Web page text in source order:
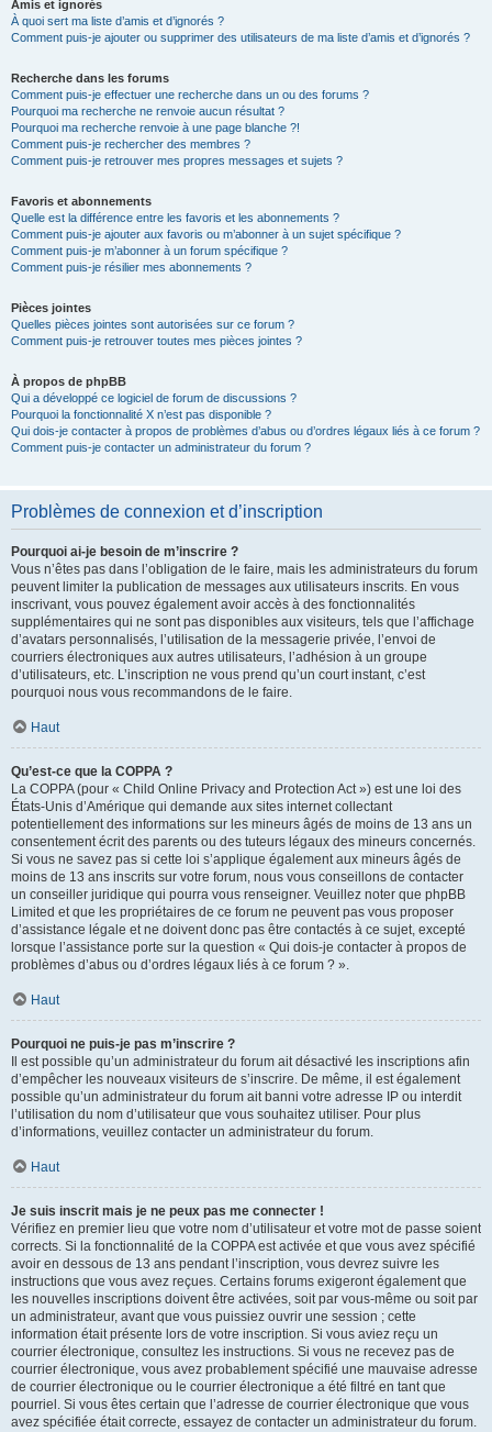
Amis et ignorés
À quoi sert ma liste d’amis et d’ignorés ?
Comment puis-je ajouter ou supprimer des utilisateurs de ma liste d’amis et d’ignorés ?
Recherche dans les forums
Comment puis-je effectuer une recherche dans un ou des forums ?
Pourquoi ma recherche ne renvoie aucun résultat ?
Pourquoi ma recherche renvoie à une page blanche ?!
Comment puis-je rechercher des membres ?
Comment puis-je retrouver mes propres messages et sujets ?
Favoris et abonnements
Quelle est la différence entre les favoris et les abonnements ?
Comment puis-je ajouter aux favoris ou m’abonner à un sujet spécifique ?
Comment puis-je m’abonner à un forum spécifique ?
Comment puis-je résilier mes abonnements ?
Pièces jointes
Quelles pièces jointes sont autorisées sur ce forum ?
Comment puis-je retrouver toutes mes pièces jointes ?
À propos de phpBB
Qui a développé ce logiciel de forum de discussions ?
Pourquoi la fonctionnalité X n’est pas disponible ?
Qui dois-je contacter à propos de problèmes d’abus ou d’ordres légaux liés à ce forum ?
Comment puis-je contacter un administrateur du forum ?
Problèmes de connexion et d’inscription
Pourquoi ai-je besoin de m’inscrire ?
Vous n’êtes pas dans l’obligation de le faire, mais les administrateurs du forum
peuvent limiter la publication de messages aux utilisateurs inscrits. En vous
inscrivant, vous pouvez également avoir accès à des fonctionnalités
supplémentaires qui ne sont pas disponibles aux visiteurs, tels que l’affichage
d’avatars personnalisés, l’utilisation de la messagerie privée, l’envoi de
courriers électroniques aux autres utilisateurs, l’adhésion à un groupe
d’utilisateurs, etc. L’inscription ne vous prend qu’un court instant, c’est
pourquoi nous vous recommandons de le faire.
Haut
Qu’est-ce que la COPPA ?
La COPPA (pour « Child Online Privacy and Protection Act ») est une loi des
États-Unis d’Amérique qui demande aux sites internet collectant
potentiellement des informations sur les mineurs âgés de moins de 13 ans un
consentement écrit des parents ou des tuteurs légaux des mineurs concernés.
Si vous ne savez pas si cette loi s’applique également aux mineurs âgés de
moins de 13 ans inscrits sur votre forum, nous vous conseillons de contacter
un conseiller juridique qui pourra vous renseigner. Veuillez noter que phpBB
Limited et que les propriétaires de ce forum ne peuvent pas vous proposer
d’assistance légale et ne doivent donc pas être contactés à ce sujet, excepté
lorsque l’assistance porte sur la question « Qui dois-je contacter à propos de
problèmes d’abus ou d’ordres légaux liés à ce forum ? ».
Haut
Pourquoi ne puis-je pas m’inscrire ?
Il est possible qu’un administrateur du forum ait désactivé les inscriptions afin
d’empêcher les nouveaux visiteurs de s’inscrire. De même, il est également
possible qu’un administrateur du forum ait banni votre adresse IP ou interdit
l’utilisation du nom d’utilisateur que vous souhaitez utiliser. Pour plus
d’informations, veuillez contacter un administrateur du forum.
Haut
Je suis inscrit mais je ne peux pas me connecter !
Vérifiez en premier lieu que votre nom d’utilisateur et votre mot de passe soient
corrects. Si la fonctionnalité de la COPPA est activée et que vous avez spécifié
avoir en dessous de 13 ans pendant l’inscription, vous devrez suivre les
instructions que vous avez reçues. Certains forums exigeront également que
les nouvelles inscriptions doivent être activées, soit par vous-même ou soit par
un administrateur, avant que vous puissiez ouvrir une session ; cette
information était présente lors de votre inscription. Si vous aviez reçu un
courrier électronique, consultez les instructions. Si vous ne recevez pas de
courrier électronique, vous avez probablement spécifié une mauvaise adresse
de courrier électronique ou le courrier électronique a été filtré en tant que
pourriel. Si vous êtes certain que l’adresse de courrier électronique que vous
avez spécifiée était correcte, essayez de contacter un administrateur du forum.